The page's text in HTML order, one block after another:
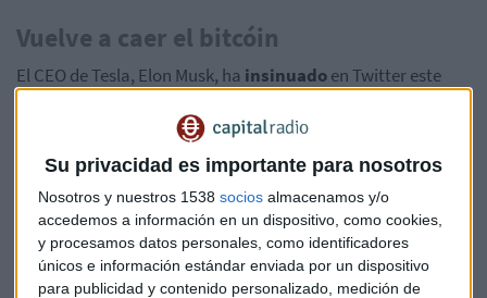
Su privacidad es importante para nosotros
Nosotros y nuestros 1538 socios almacenamos y/o
accedemos a información en un dispositivo, como cookies,
y procesamos datos personales, como identificadores
únicos e información estándar enviada por un dispositivo
para publicidad y contenido personalizado, medición de
Vuelve a caer el bitcóin
El CEO de Tesla, Elon Musk, ha insinuadoen Twitter este
vender el resto de sus bitcoines.
Un usuario de Twitter que se hace llamar @CryptoWhale
dijo: "Los Bitcoiners van a abofetearse el próximo trimestre
cuando descubran que Tesla se deshizo del resto de sus
participaciones". Con la cantidad de odio que está
recibiendo @elonmusk, no le culparía..."